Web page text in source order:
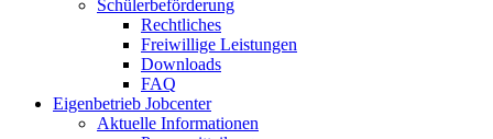
Schülerbeförderung
Rechtliches
Freiwillige Leistungen
Downloads
FAQ
Eigenbetrieb Jobcenter
Aktuelle Informationen